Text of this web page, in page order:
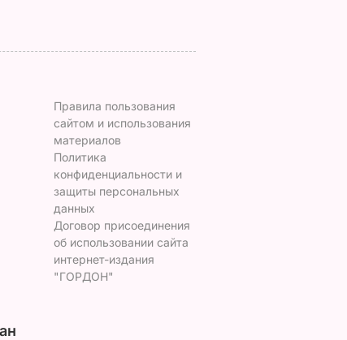
Правила пользования
сайтом и использования
материалов
Политика
конфиденциальности и
защиты персональных
данных
Договор присоединения
об использовании сайта
интернет-издания
"ГОРДОН"